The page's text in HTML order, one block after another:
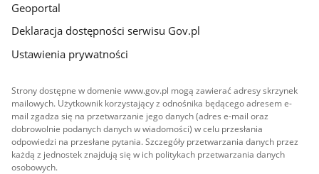
Geoportal
Deklaracja dostępności serwisu Gov.pl
Ustawienia prywatności
Strony dostępne w domenie www.gov.pl mogą zawierać adresy skrzynek
mailowych. Użytkownik korzystający z odnośnika będącego adresem e-
mail zgadza się na przetwarzanie jego danych (adres e-mail oraz
dobrowolnie podanych danych w wiadomości) w celu przesłania
odpowiedzi na przesłane pytania. Szczegóły przetwarzania danych przez
każdą z jednostek znajdują się w ich politykach przetwarzania danych
osobowych.